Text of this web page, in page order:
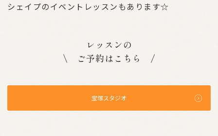
シェイプのイベントレッスンもあります☆
レッスンの
\ ご予約はこちら /
宝塚スタジオ